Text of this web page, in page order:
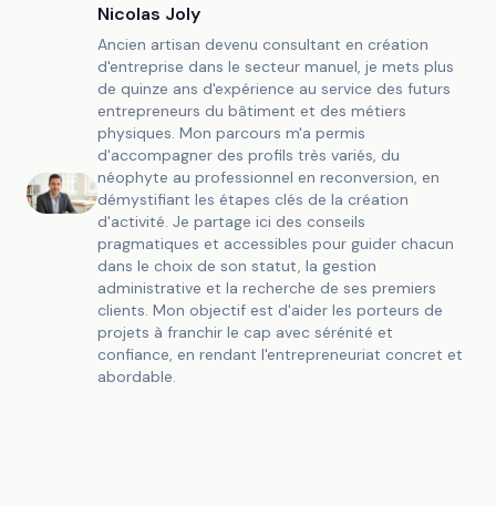
Nicolas Joly
Ancien artisan devenu consultant en création
d'entreprise dans le secteur manuel, je mets plus
de quinze ans d'expérience au service des futurs
entrepreneurs du bâtiment et des métiers
physiques. Mon parcours m'a permis
d'accompagner des profils très variés, du
néophyte au professionnel en reconversion, en
démystifiant les étapes clés de la création
d'activité. Je partage ici des conseils
pragmatiques et accessibles pour guider chacun
dans le choix de son statut, la gestion
administrative et la recherche de ses premiers
clients. Mon objectif est d'aider les porteurs de
projets à franchir le cap avec sérénité et
confiance, en rendant l'entrepreneuriat concret et
abordable.